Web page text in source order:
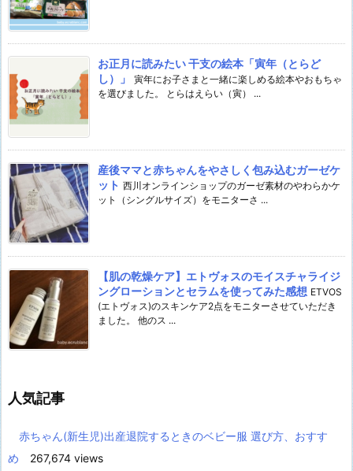
お正月に読みたい 干支の絵本「寅年（とらど
し）」
寅年にお子さまと一緒に楽しめる絵本やおもちゃ
を選びました。 とらはえらい（寅） ...
産後ママと赤ちゃんをやさしく包み込むガーゼケ
ット 西川オンラインショップのガーゼ素材のやわらかケ
ット（シングルサイズ）をモニターさ ...
【肌の乾燥ケア】エトヴォスのモイスチャライジ
ングローションとセラムを使ってみた感想 ETVOS
(エトヴォス)のスキンケア2点をモニターさせていただき
ました。 他のス ...
人気記事
赤ちゃん(新生児)出産退院するときのベビー服 選び方、おすす
め
267,674 views